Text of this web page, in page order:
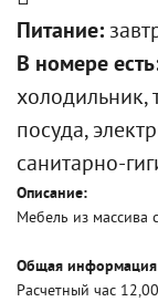
Питание:
В номере
холодильник,
посуда,
санитарно-
Описание:
Мебель из массива
Общая
Расчетный час